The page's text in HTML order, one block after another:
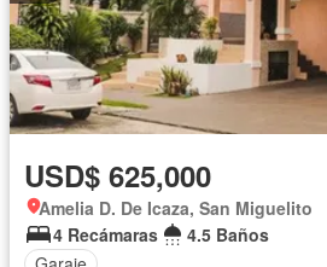
USD$ 625,000
Amelia D. De Icaza, San Miguelito
4 Recámaras
4.5 Baños